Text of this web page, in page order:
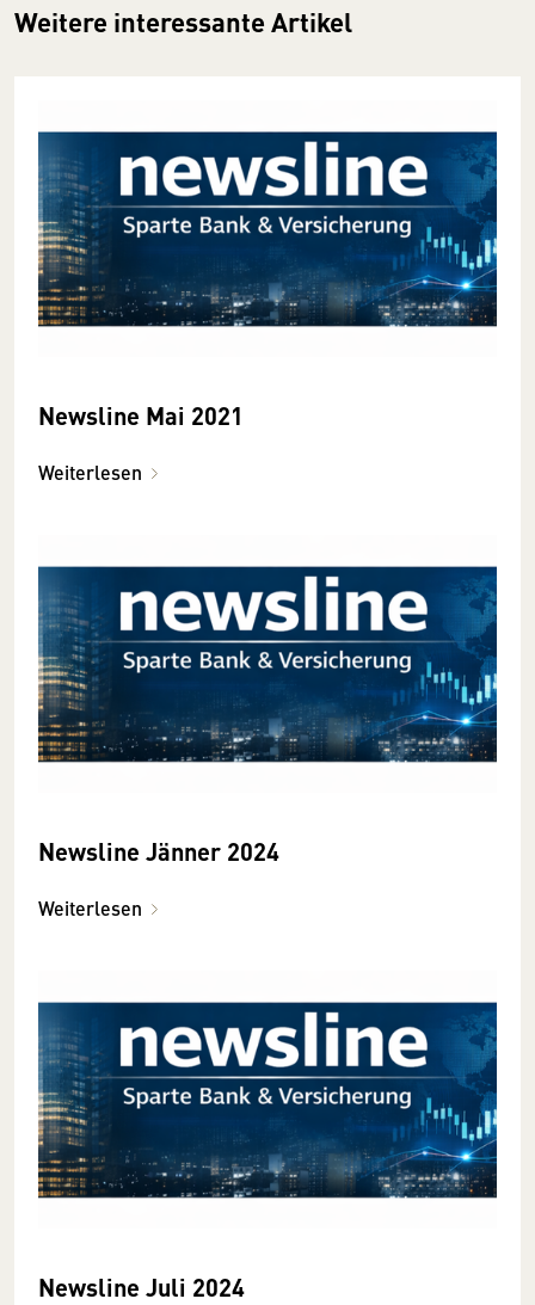
Weitere interessante Artikel
Newsline Mai 2021
Weiterlesen
Newsline Jänner 2024
Weiterlesen
Newsline Juli 2024